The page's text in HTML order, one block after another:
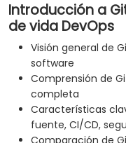
Introducción a
de vida DevOps
Visión general de
software
Comprensión de
completa
Características
fuente, CI/CD,